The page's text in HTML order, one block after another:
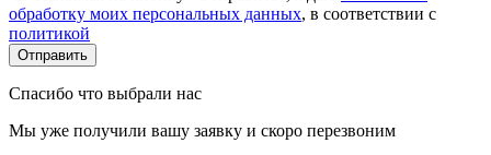
обработку моих персональных данных, в соответствии с
политикой
Отправить
Спасибо что выбрали нас
Мы уже получили вашу заявку и скоро перезвоним